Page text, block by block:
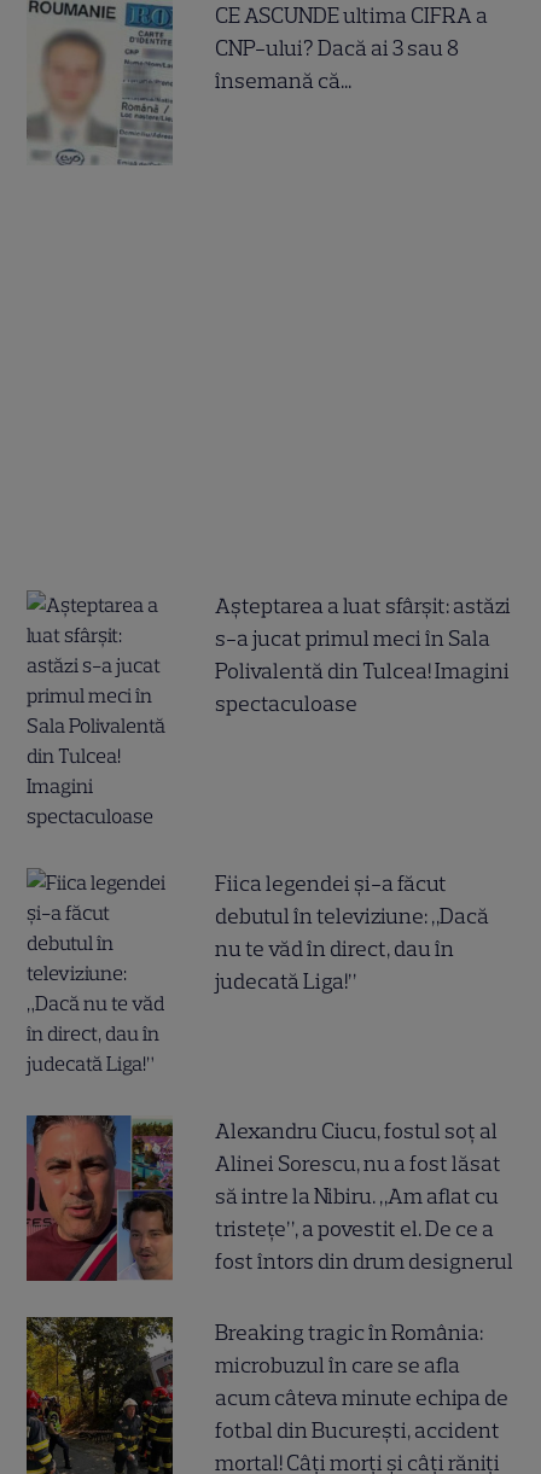
CE ASCUNDE ultima CIFRA a
CNP-ului? Dacă ai 3 sau 8
însemană că...
Așteptarea a luat sfârșit: astăzi
s-a jucat primul meci în Sala
Polivalentă din Tulcea! Imagini
spectaculoase
Fiica legendei și-a făcut
debutul în televiziune: „Dacă
nu te văd în direct, dau în
judecată Liga!”
Alexandru Ciucu, fostul soț al
Alinei Sorescu, nu a fost lăsat
să intre la Nibiru. „Am aflat cu
tristețe”, a povestit el. De ce a
fost întors din drum designerul
Breaking tragic în România:
microbuzul în care se afla
acum câteva minute echipa de
fotbal din București, accident
mortal! Câți morți și câți răniți